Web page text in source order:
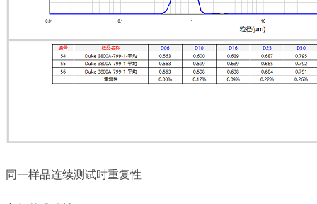
同一样品连续测试时重复性